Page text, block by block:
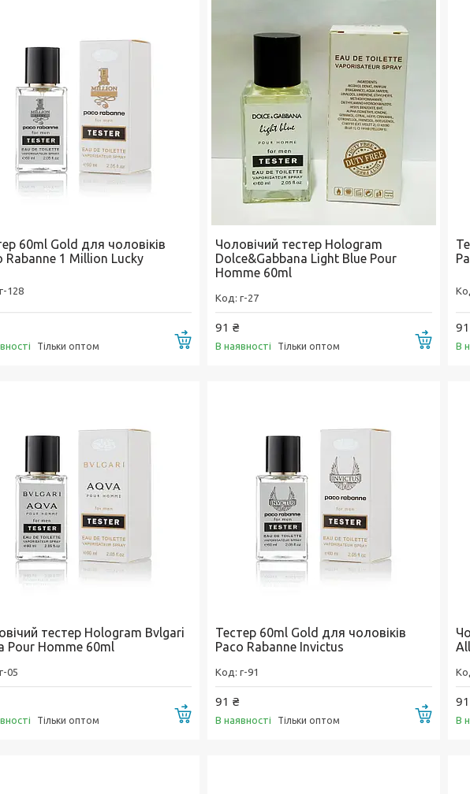
60ml Gold для чоловіків
Rabanne 1 Million Lucky
г-128
Тільки оптом Купити
Чоловічий тестер Hologram
Dolce&Gabbana Light Blue Pour
Homme 60ml
г-27
91 ₴
В наявності Тільки оптом Купити
В
тестер Hologram Bvlgari
Pour Homme 60ml
г-05
Тільки оптом Купити
Тестер 60ml Gold для чоловіків
Paco Rabanne Invictus
г-91
91 ₴
В наявності Тільки оптом Купити
В